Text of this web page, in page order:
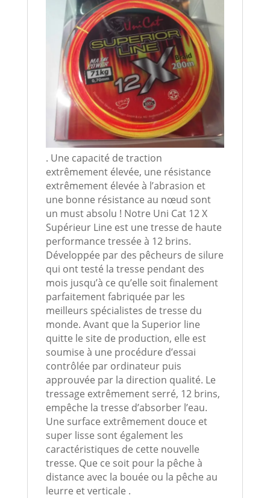
. Une capacité de traction
extrêmement élevée, une résistance
extrêmement élevée à l’abrasion et
une bonne résistance au nœud sont
un must absolu ! Notre Uni Cat 12 X
Supérieur Line est une tresse de haute
performance tressée à 12 brins.
Développée par des pêcheurs de silure
qui ont testé la tresse pendant des
mois jusqu’à ce qu’elle soit finalement
parfaitement fabriquée par les
meilleurs spécialistes de tresse du
monde. Avant que la Superior line
quitte le site de production, elle est
soumise à une procédure d’essai
contrôlée par ordinateur puis
approuvée par la direction qualité. Le
tressage extrêmement serré, 12 brins,
empêche la tresse d’absorber l’eau.
Une surface extrêmement douce et
super lisse sont également les
caractéristiques de cette nouvelle
tresse. Que ce soit pour la pêche à
distance avec la bouée ou la pêche au
leurre et verticale .